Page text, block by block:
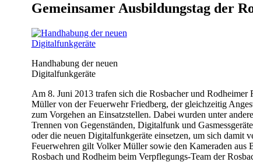
Gemeinsamer Ausbildungstag der
Handhabung der neuen
Digitalfunkgeräte
Am 8. Juni 2013 trafen sich die Rosbacher und
Müller von der Feuerwehr Friedberg, der gleichzeitig
zum Vorgehen an Einsatzstellen. Dabei wurden unter
Trennen von Gegenständen, Digitalfunk und
oder die neuen Digitalfunkgeräte einsetzen, um sich damit
Feuerwehren gilt Volker Müller sowie den Kameraden aus
Rosbach und Rodheim beim Verpflegungs-Team der